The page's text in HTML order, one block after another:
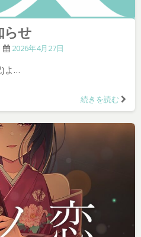
らせ
2026年4月27日
)よ…
続きを読む